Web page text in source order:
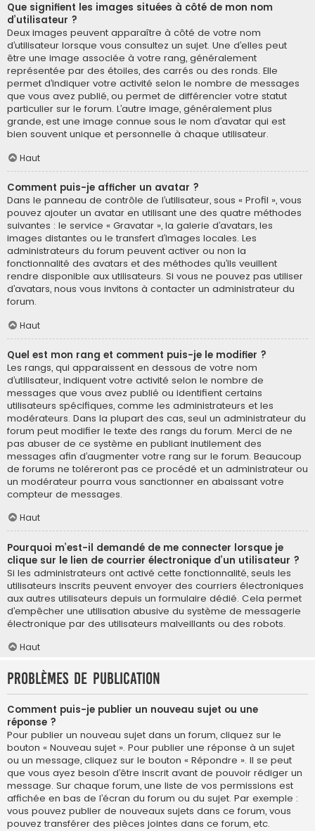
Que signifient les images situées à côté de mon nom
d’utilisateur ?
Deux images peuvent apparaître à côté de votre nom
d’utilisateur lorsque vous consultez un sujet. Une d’elles peut
être une image associée à votre rang, généralement
représentée par des étoiles, des carrés ou des ronds. Elle
permet d’indiquer votre activité selon le nombre de messages
que vous avez publié, ou permet de différencier votre statut
particulier sur le forum. L’autre image, généralement plus
grande, est une image connue sous le nom d’avatar qui est
bien souvent unique et personnelle à chaque utilisateur.
Haut
Comment puis-je afficher un avatar ?
Dans le panneau de contrôle de l’utilisateur, sous « Profil », vous
pouvez ajouter un avatar en utilisant une des quatre méthodes
suivantes : le service « Gravatar », la galerie d’avatars, les
images distantes ou le transfert d’images locales. Les
administrateurs du forum peuvent activer ou non la
fonctionnalité des avatars et des méthodes qu’ils veuillent
rendre disponible aux utilisateurs. Si vous ne pouvez pas utiliser
d’avatars, nous vous invitons à contacter un administrateur du
forum.
Haut
Quel est mon rang et comment puis-je le modifier ?
Les rangs, qui apparaissent en dessous de votre nom
d’utilisateur, indiquent votre activité selon le nombre de
messages que vous avez publié ou identifient certains
utilisateurs spécifiques, comme les administrateurs et les
modérateurs. Dans la plupart des cas, seul un administrateur du
forum peut modifier le texte des rangs du forum. Merci de ne
pas abuser de ce système en publiant inutilement des
messages afin d’augmenter votre rang sur le forum. Beaucoup
de forums ne toléreront pas ce procédé et un administrateur ou
un modérateur pourra vous sanctionner en abaissant votre
compteur de messages.
Haut
Pourquoi m’est-il demandé de me connecter lorsque je
clique sur le lien de courrier électronique d’un utilisateur ?
Si les administrateurs ont activé cette fonctionnalité, seuls les
utilisateurs inscrits peuvent envoyer des courriers électroniques
aux autres utilisateurs depuis un formulaire dédié. Cela permet
d’empêcher une utilisation abusive du système de messagerie
électronique par des utilisateurs malveillants ou des robots.
Haut
Problèmes de publication
Comment puis-je publier un nouveau sujet ou une
réponse ?
Pour publier un nouveau sujet dans un forum, cliquez sur le
bouton « Nouveau sujet ». Pour publier une réponse à un sujet
ou un message, cliquez sur le bouton « Répondre ». Il se peut
que vous ayez besoin d’être inscrit avant de pouvoir rédiger un
message. Sur chaque forum, une liste de vos permissions est
affichée en bas de l’écran du forum ou du sujet. Par exemple :
vous pouvez publier de nouveaux sujets dans ce forum, vous
pouvez transférer des pièces jointes dans ce forum, etc.